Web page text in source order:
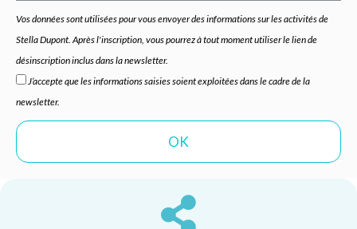
Vos données sont utilisées pour vous envoyer des informations sur les activités de
Stella Dupont. Après l'inscription, vous pourrez à tout moment utiliser le lien de
désinscription inclus dans la newsletter.
J’accepte que les informations saisies soient exploitées dans le cadre de la
newsletter.